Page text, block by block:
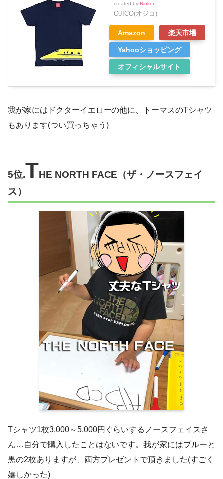
created by Rinker
OJICO(オジコ)
Amazon 楽天市場
Yahooショッピング
オフィシャルサイト
我が家にはドクターイエローの他に、トーマスのTシャツ
もあります(つい買っちゃう)
5位.THE NORTH FACE（ザ・ノースフェイ
ス）
Tシャツ1枚3,000～5,000円ぐらいするノースフェイスさ
ん…自分で購入したことはないです。我が家にはブルーと
黒の2枚ありますが、両方プレゼントで頂きました(すごく
嬉しかった)